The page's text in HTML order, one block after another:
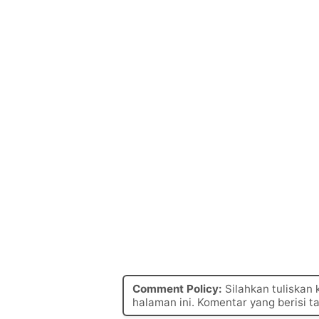
Comment Policy: Silahkan tuliskan
halaman ini. Komentar yang berisi